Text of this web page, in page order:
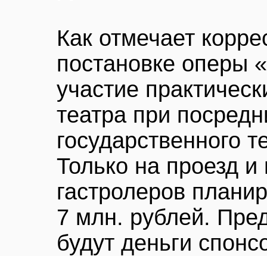
Как отмечает
постановке оперы
участие
театра при
государственного
Только на проезд
гастролеров
7 млн. рублей.
будут деньги